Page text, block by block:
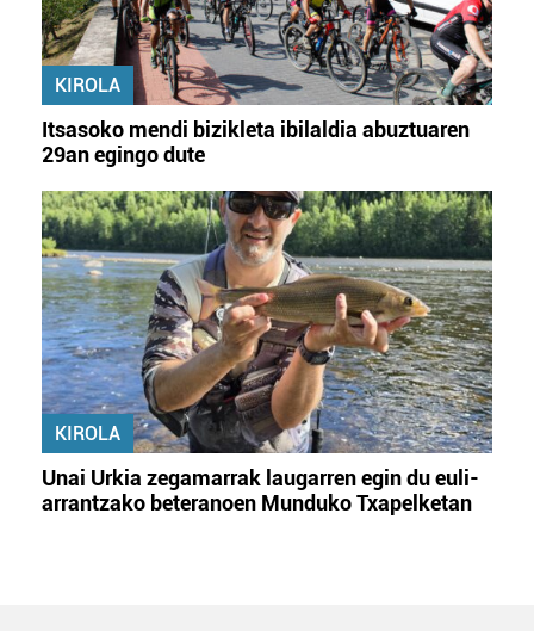
KIROLA
Itsasoko mendi bizikleta ibilaldia abuztuaren
29an egingo dute
KIROLA
Unai Urkia zegamarrak laugarren egin du euli-
arrantzako beteranoen Munduko Txapelketan